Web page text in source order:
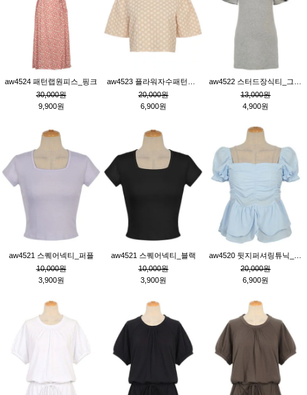
aw4524 패턴랩원피스_핑크
30,000원
9,900원
20,000원
6,900원
13,000원
4,900원
aw4521 스퀘어넥티_퍼플
10,000원
3,900원
aw4521 스퀘어넥티_블랙
10,000원
3,900원
20,000원
6,900원